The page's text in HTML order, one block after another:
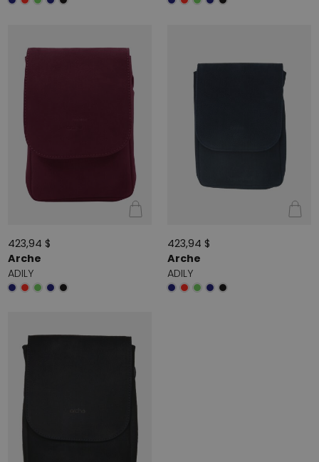
423,94 $
Arche
ADILY
423,94 $
Arche
ADILY